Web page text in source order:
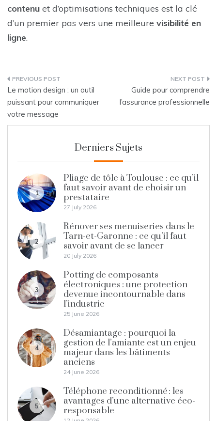
contenu et d’optimisations techniques est la clé
d’un premier pas vers une meilleure visibilité en
ligne.
Post
navigation
Le motion design : un outil
puissant pour communiquer
votre message
Guide pour comprendre
l’assurance professionnelle
Derniers Sujets
1
Pliage de tôle à Toulouse : ce qu’il
faut savoir avant de choisir un
prestataire
27 July 2026
2
Rénover ses menuiseries dans le
Tarn-et-Garonne : ce qu’il faut
savoir avant de se lancer
20 July 2026
3
Potting de composants
électroniques : une protection
devenue incontournable dans
l’industrie
25 June 2026
4
Désamiantage : pourquoi la
gestion de l’amiante est un enjeu
majeur dans les bâtiments
anciens
24 June 2026
5
Téléphone reconditionné : les
avantages d’une alternative éco-
responsable